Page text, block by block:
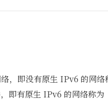
，即没有原生 IPv6 的网
即有原生 IPv6 的网络称